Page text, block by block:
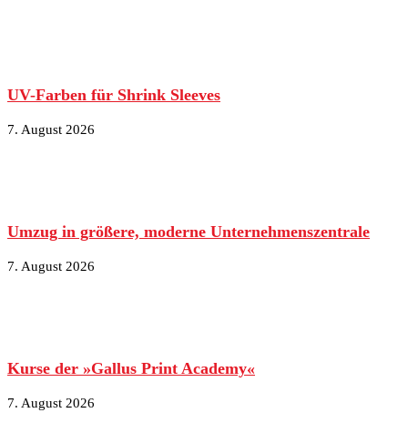
UV-Farben für Shrink Sleeves
7. August 2026
Umzug in größere, moderne Unternehmenszentrale
7. August 2026
Kurse der »Gallus Print Academy«
7. August 2026